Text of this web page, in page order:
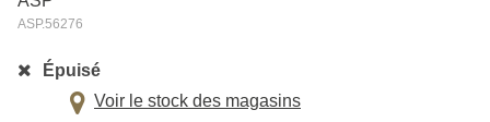
ASP.56276
Épuisé
Voir le stock des magasins